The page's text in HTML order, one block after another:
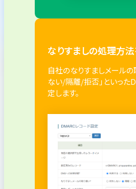
なりすましの処理方
自社のなりすましメールの
ない/隔離/拒否」といった
定します。